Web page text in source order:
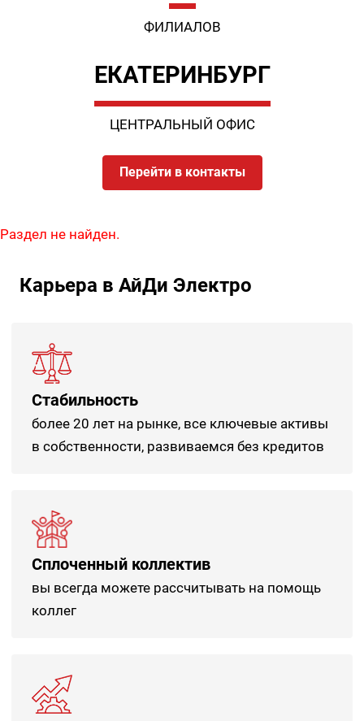
ФИЛИАЛОВ
ЕКАТЕРИНБУРГ
ЦЕНТРАЛЬНЫЙ ОФИС
Перейти в контакты
Раздел не найден.
Карьера в АйДи Электро
Стабильность
более 20 лет на рынке, все ключевые активы
в собственности, развиваемся без кредитов
Сплоченный коллектив
вы всегда можете рассчитывать на помощь
коллег